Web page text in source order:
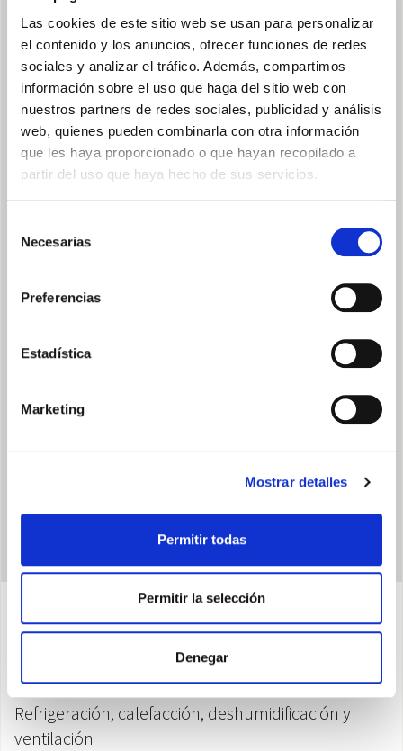
Las cookies de este sitio web se usan para personalizar
el contenido y los anuncios, ofrecer funciones de redes
sociales y analizar el tráfico. Además, compartimos
información sobre el uso que haga del sitio web con
nuestros partners de redes sociales, publicidad y análisis
web, quienes pueden combinarla con otra información
que les haya proporcionado o que hayan recopilado a
partir del uso que haya hecho de sus servicios.
Necesarias
Preferencias
Estadística
Marketing
Mostrar detalles
Permitir todas
Permitir la selección
Denegar
TOUCHSCREEN DISPLAY
Panel de control táctil, con diseño minimalista y pantalla frontal
retroiluminada (desactivable) para un control inmediato de la
temperatura.
El refrigerante natural R290 incrementa el coeficiente de
prestación de las máquinas y reduce notablemente el impacto
Características
Refrigeración, calefacción, deshumidificación y
ventilación